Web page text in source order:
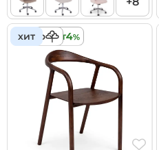
хит
деревокредит